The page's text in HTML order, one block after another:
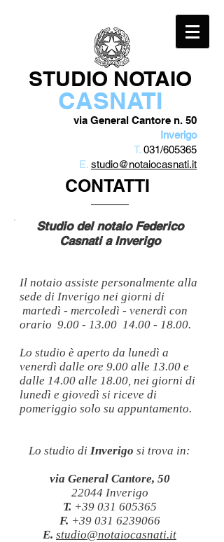
STUDIO NOTAIO
CASNATI
via General Cantore n. 50
Inverigo
T. 031/605365
E. studio@notaiocasnati.it
CONTATTI
Studio del notaio Federico
Casnati a Inverigo
Il notaio assiste personalmente alla
sede di Inverigo nei giorni di
martedì - mercoledì - venerdì con
orario 9.00 - 13.00 14.00 - 18.00.
Lo studio è aperto da lunedì a
venerdì dalle ore 9.00 alle 13.00 e
dalle 14.00 alle 18.00, nei giorni di
lunedì e giovedì si riceve di
pomeriggio solo su appuntamento.
Lo studio di Inverigo si trova in:
via General Cantore, 50
22044 Inverigo
T. +39 031 605365
F. +39 031 6239066
E. studio@notaiocasnati.it